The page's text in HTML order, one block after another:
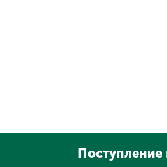
Поступление